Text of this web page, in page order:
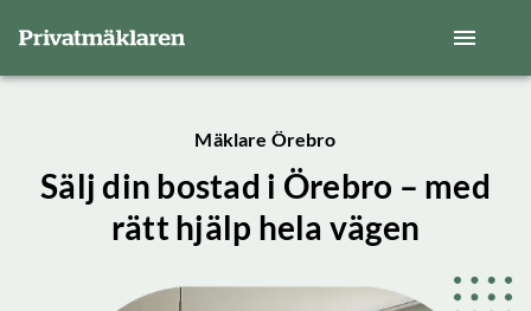
Mäklare Örebro
Sälj din bostad i Örebro – med
rätt hjälp hela vägen